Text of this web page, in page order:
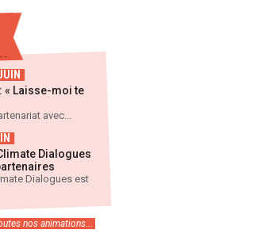
« Laisse-moi te
avec...
Dialogues
Dialogues est
nos animations...